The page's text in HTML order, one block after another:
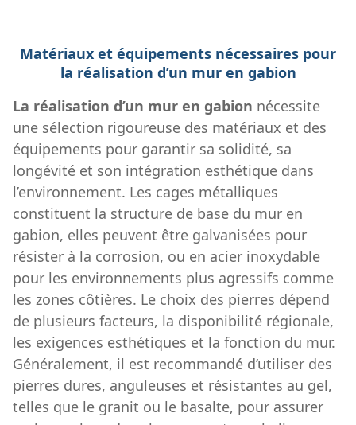
Matériaux et équipements nécessaires pour
la réalisation d’un mur en gabion
La réalisation d’un mur en gabion nécessite
une sélection rigoureuse des matériaux et des
équipements pour garantir sa solidité, sa
longévité et son intégration esthétique dans
l’environnement. Les cages métalliques
constituent la structure de base du mur en
gabion, elles peuvent être galvanisées pour
résister à la corrosion, ou en acier inoxydable
pour les environnements plus agressifs comme
les zones côtières. Le choix des pierres dépend
de plusieurs facteurs, la disponibilité régionale,
les exigences esthétiques et la fonction du mur.
Généralement, il est recommandé d’utiliser des
pierres dures, anguleuses et résistantes au gel,
telles que le granit ou le basalte, pour assurer